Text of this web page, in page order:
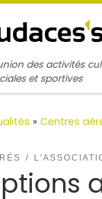
des activités
et sportives
» Centres